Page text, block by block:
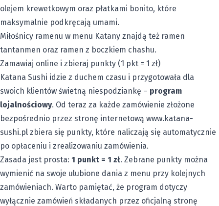
olejem krewetkowym oraz płatkami bonito, które
maksymalnie podkręcają umami.
Miłośnicy ramenu w menu Katany znajdą też ramen
tantanmen oraz ramen z boczkiem chashu.
Zamawiaj online i zbieraj punkty (1 pkt = 1 zł)
Katana Sushi idzie z duchem czasu i przygotowała dla
swoich klientów świetną niespodziankę – program
lojalnościowy. Od teraz za każde zamówienie złożone
bezpośrednio przez stronę internetową www.katana-
sushi.pl zbiera się punkty, które naliczają się automatycznie
po opłaceniu i zrealizowaniu zamówienia.
Zasada jest prosta: 1 punkt = 1 zł. Zebrane punkty można
wymienić na swoje ulubione dania z menu przy kolejnych
zamówieniach. Warto pamiętać, że program dotyczy
wyłącznie zamówień składanych przez oficjalną stronę